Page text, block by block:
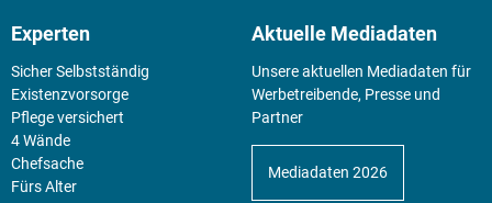
Experten
Sicher Selbstständig
Existenz­vorsorge
Pflege versichert
4 Wände
Chefsache
Fürs Alter
Aktuelle Mediadaten
Unsere aktuellen Mediadaten für
Werbetreibende, Presse und
Partner
Mediadaten 2026